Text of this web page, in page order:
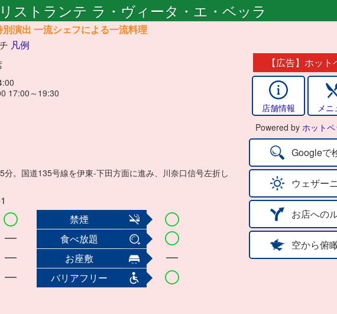
ストランテ ラ・ヴィータ・エ・ベッラ
演出 一流シェフによる一流料理
凡例
17:00～19:30
分。国道135号線を伊東-下田方面に進み、川奈口信号左折し
禁煙
食べ放題
お座敷
バリアフリー
【広告】ホッ
店舗情報 メ
Powered by ホット
Googleで
ウェザー
お店への
空から俯